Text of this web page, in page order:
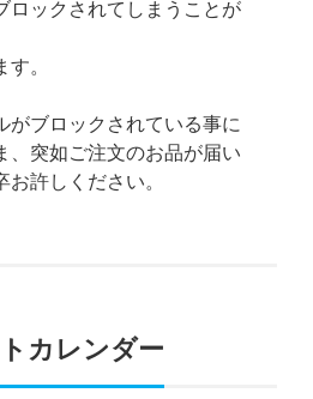
ロックされてしまうことが
。
がブロックされている事に
、突如ご注文のお品が届い
許しください。
カレンダー